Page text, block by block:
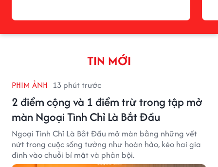
TIN MỚI
PHIM ẢNH 13 phút trước
2 điểm cộng và 1 điểm trừ trong tập mở
màn Ngoại Tình Chỉ Là Bắt Đầu
Ngoại Tình Chỉ Là Bắt Đầu mở màn bằng những vết
nứt trong cuộc sống tưởng như hoàn hảo, kéo hai gia
đình vào chuỗi bí mật và phản bội.